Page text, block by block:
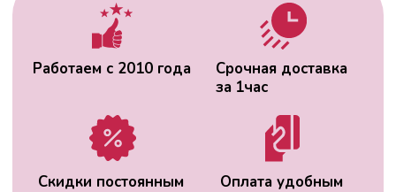
ВАС МОЖЕТ
ЗАИНТЕРЕСОВАТЬ